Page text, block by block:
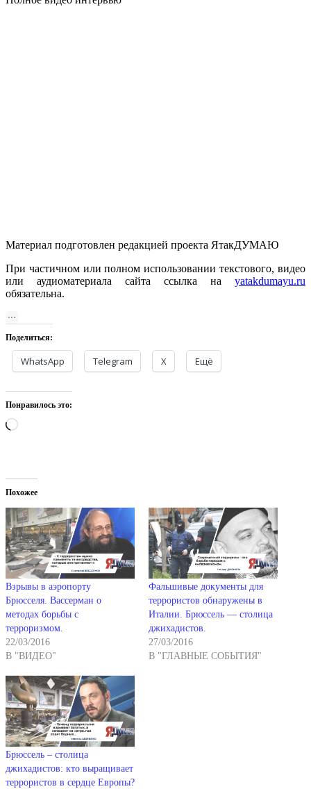
Материал подготовлен редакцией проекта ЯтакДУМАЮ
При частичном или полном использовании текстового, видео
или аудиоматериала сайта ссылка на yatakdumayu.ru
обязательна.
Поделиться:
WhatsApp Telegram X Ещё
Понравилось это:
Загрузка…
Похожее
Взрывы в аэропорту
Брюсселя. Вассерман о
методах борьбы с
терроризмом.
22/03/2016
В "ВИДЕО"
Фальшивые документы для
террористов обнаружены в
Италии. Брюссель — столица
джихадистов.
27/03/2016
В "ГЛАВНЫЕ СОБЫТИЯ"
Брюссель – столица
джихадистов: кто выращивает
террористов в сердце Европы?